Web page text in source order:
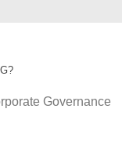
Governance